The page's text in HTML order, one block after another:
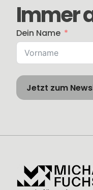
Immer
Dein Name
Jetzt zum